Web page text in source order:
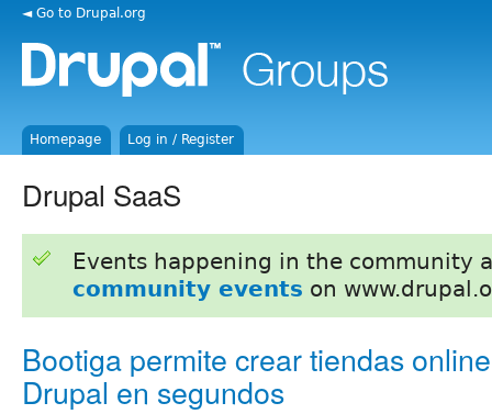
◄ Go to Drupal.org
Homepage Log in / Register
Drupal SaaS
Events happening in the community
community events on
Bootiga permite crear tiendas
Drupal en segundos